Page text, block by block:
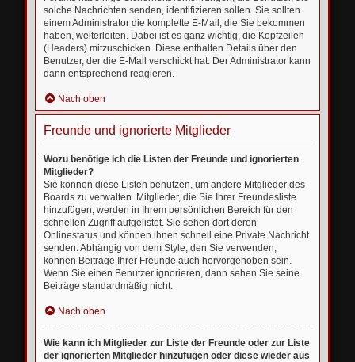
solche Nachrichten senden, identifizieren sollen. Sie sollten
einem Administrator die komplette E-Mail, die Sie bekommen
haben, weiterleiten. Dabei ist es ganz wichtig, die Kopfzeilen
(Headers) mitzuschicken. Diese enthalten Details über den
Benutzer, der die E-Mail verschickt hat. Der Administrator kann
dann entsprechend reagieren.
Nach oben
Freunde und ignorierte Mitglieder
Wozu benötige ich die Listen der Freunde und ignorierten
Mitglieder?
Sie können diese Listen benutzen, um andere Mitglieder des
Boards zu verwalten. Mitglieder, die Sie Ihrer Freundesliste
hinzufügen, werden in Ihrem persönlichen Bereich für den
schnellen Zugriff aufgelistet. Sie sehen dort deren
Onlinestatus und können ihnen schnell eine Private Nachricht
senden. Abhängig von dem Style, den Sie verwenden,
können Beiträge Ihrer Freunde auch hervorgehoben sein.
Wenn Sie einen Benutzer ignorieren, dann sehen Sie seine
Beiträge standardmäßig nicht.
Nach oben
Wie kann ich Mitglieder zur Liste der Freunde oder zur Liste
der ignorierten Mitglieder hinzufügen oder diese wieder aus